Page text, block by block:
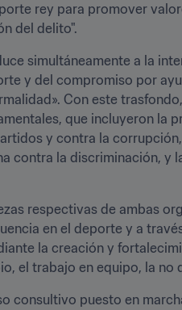
rey para promover
del delito".
simultáneamente a la
y del compromiso por
Con este
que incluyeron la
y contra la
contra la discriminación, y
respectivas de ambas
en el deporte y a
la creación y
el trabajo en equipo, la
consultivo puesto en